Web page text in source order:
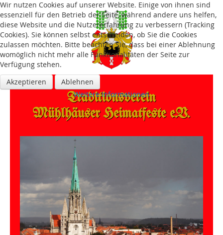
Traditions­verein
Mühlhäuser Heimatfeste e.V.
Wir nutzen Cookies auf unserer Website. Einige von ihnen sind
essenziell für den Betrieb der Seite, während andere uns helfen,
diese Website und die Nutzererfahrung zu verbessern (Tracking
Cookies). Sie können selbst entscheiden, ob Sie die Cookies
zulassen möchten. Bitte beachten Sie, dass bei einer Ablehnung
womöglich nicht mehr alle Funktionalitäten der Seite zur
Verfügung stehen.
Akzeptieren
Ablehnen
Weitere Informationen